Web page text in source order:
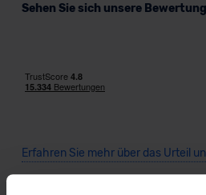
Sehen Sie sich unsere
Erfahren Sie mehr über das Urteil